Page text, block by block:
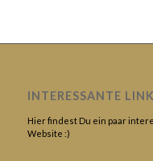
INTERESSANTE
Hier findest Du ein paar
Website :)